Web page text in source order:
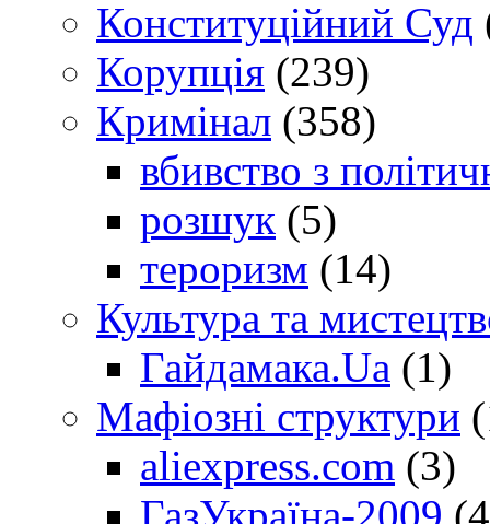
Конституційний Суд
Корупція (239)
Кримінал (358)
вбивство з
розшук (5)
тероризм (14)
Культура та
Гайдамака.Ua (1)
Мафіозні структури
aliexpress.com (3)
ГазУкраїна-2009